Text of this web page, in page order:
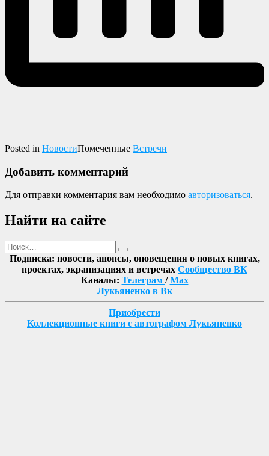
Posted in НовостиПомеченные Встречи
Добавить комментарий
Для отправки комментария вам необходимо авторизоваться.
Найти на сайте
Поиск
Найти
Подписка: новости, анонсы, оповещения о новых книгах,
проектах, экранизациях и встречах Сообщество ВК
Каналы: Телеграм /Max
Лукьяненко в Вк
Приобрести
Коллекционные книги с автографом Лукьяненко